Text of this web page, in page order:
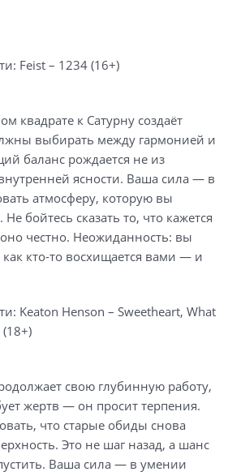
Feist – 1234 (16+)
квадрате к Сатурну создаёт
выбирать между гармонией и
баланс рождается не из
ясности. Ваша сила — в
атмосферу, которую вы
Не бойтесь сказать то, что кажется
честно. Неожиданность: вы
кто-то восхищается вами — и
Keaton Henson – Sweetheart, What
(18+)
свою глубинную работу,
жертв — он просит терпения.
что старые обиды снова
Это не шаг назад, а шанс
Ваша сила — в умении